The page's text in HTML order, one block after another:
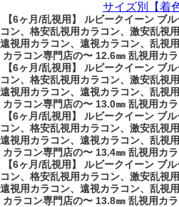
サイズ別【着
【6ヶ月/乱視用】 ルビークイーン ブ
コン、格安乱視用カラコン、激安乱視
遠視用カラコン、遠視カラコン、乱視
カラコン専門店の〜 12.6㎜ 乱視用カ
【6ヶ月/乱視用】 ルビークイーン ブ
コン、格安乱視用カラコン、激安乱視
遠視用カラコン、遠視カラコン、乱視
カラコン専門店の〜 13.0㎜ 乱視用カ
【6ヶ月/乱視用】 ルビークイーン ブ
コン、格安乱視用カラコン、激安乱視
遠視用カラコン、遠視カラコン、乱視
カラコン専門店の〜 13.4㎜ 乱視用カ
【6ヶ月/乱視用】 ルビークイーン ブ
コン、格安乱視用カラコン、激安乱視
遠視用カラコン、遠視カラコン、乱視
カラコン専門店の〜 13.8㎜ 乱視用カ